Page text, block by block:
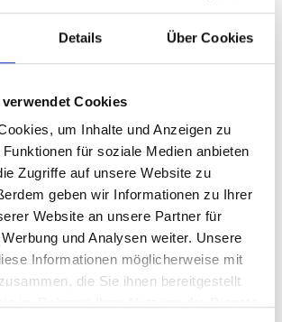
Details Über Cookies
Cookies
um Inhalte und Anzeigen zu
für soziale Medien anbieten
Zugriffe auf unsere Website zu
geben wir Informationen zu Ihrer
Website an unsere Partner für
und Analysen weiter. Unsere
Informationen möglicherweise mit
die Sie ihnen bereitgestellt
eine Warteliste setzen lassen.
odw.de
2026, 18:30 Uhr - 20:00 Uhr